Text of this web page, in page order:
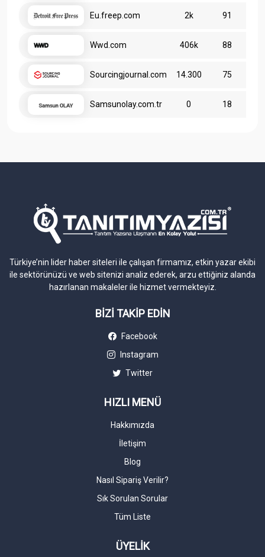
Eu.freep.com 2k 91
Wwd.com 406k 88
Sourcingjournal.com 14.300 75
Samsunolay.com.tr 0 18
Türkiye’nin lider haber siteleri ile çalışan firmamız, etkin yazar ekibi
ile sektörünüzü ve web sitenizi analiz ederek, arzu ettiğiniz alanda
hazırlanan makaleler ile hizmet vermekteyiz.
BİZİ TAKİP EDİN
Facebook
Instagram
Twitter
HIZLI MENÜ
Hakkımızda
İletişim
Blog
Nasıl Sipariş Verilir?
Sık Sorulan Sorular
Tüm Liste
ÜYELİK